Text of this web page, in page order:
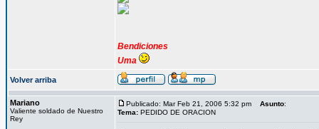
Bendiciones
Uma
Volver arriba
Mariano
Valiente soldado de Nuestro
Rey
Publicado: Mar Feb 21, 2006 5:32 pm Asunto:
Tema: PEDIDO DE ORACION